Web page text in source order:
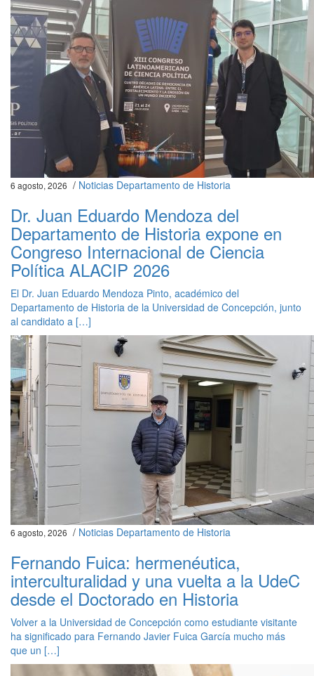
6 agosto, 2026 / Noticias Departamento de Historia
Dr. Juan Eduardo Mendoza del
Departamento de Historia expone en
Congreso Internacional de Ciencia
Política ALACIP 2026
El Dr. Juan Eduardo Mendoza Pinto, académico del
Departamento de Historia de la Universidad de Concepción, junto
al candidato a […]
6 agosto, 2026 / Noticias Departamento de Historia
Fernando Fuica: hermenéutica,
interculturalidad y una vuelta a la UdeC
desde el Doctorado en Historia
Volver a la Universidad de Concepción como estudiante visitante
ha significado para Fernando Javier Fuica García mucho más
que un […]